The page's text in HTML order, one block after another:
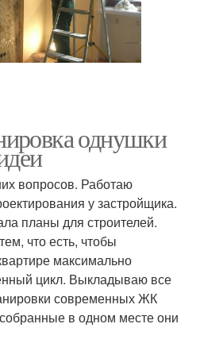
однушки
вопросов. Работаю
у застройщика.
планы для строителей.
что есть, чтобы
максимально
цикл. Выкладываю все
современных ЖК
в одном месте они